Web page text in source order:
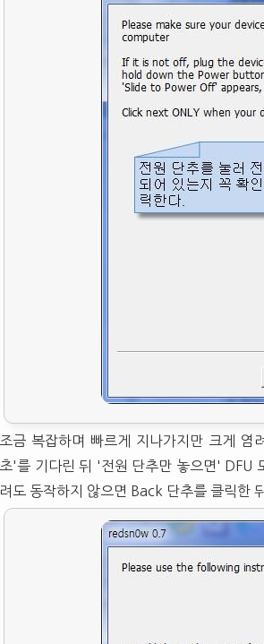
조금 복잡하며 빠르게 지나가지만 크게
초'를 기다린 뒤 '전원 단추만 놓으면' DFU
려도 동작하지 않으면 Back 단추를 클릭한